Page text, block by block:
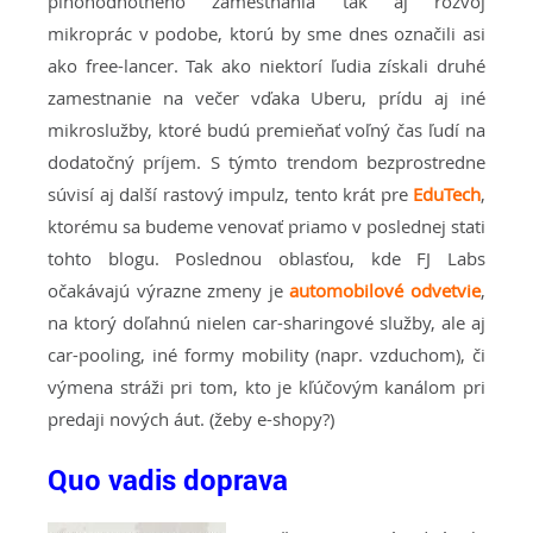
mikroprác v podobe, ktorú by sme dnes označili asi
ako free-lancer. Tak ako niektorí ľudia získali druhé
zamestnanie na večer vďaka Uberu, prídu aj iné
mikroslužby, ktoré budú premieňať voľný čas ľudí na
dodatočný príjem. S týmto trendom bezprostredne
súvisí aj další rastový impulz, tento krát pre EduTech,
ktorému sa budeme venovať priamo v poslednej stati
tohto blogu. Poslednou oblasťou, kde FJ Labs
očakávajú výrazne zmeny jeautomobilové odvetvie,
na ktorý doľahnú nielen car-sharingové služby, ale aj
car-pooling, iné formy mobility (napr. vzduchom), či
výmena stráži pri tom, kto je kľúčovým kanálom pri
predaji nových áut. (žeby e-shopy?)
Quo vadis doprava